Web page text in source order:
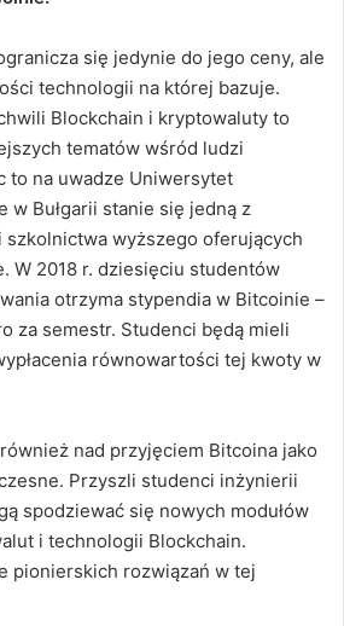
się jedynie do jego ceny, ale
technologii na której bazuje.
Blockchain i kryptowaluty to
tematów wśród ludzi
to na uwadze Uniwersytet
w Bułgarii stanie się jedną z
wyższego oferujących
W 2018 r. dziesięciu studentów
otrzyma stypendia w Bitcoinie –
za semestr. Studenci będą mieli
równowartości tej kwoty w
nad przyjęciem Bitcoina jako
Przyszli studenci inżynierii
spodziewać się nowych modułów
i technologii Blockchain.
pionierskich rozwiązań w tej